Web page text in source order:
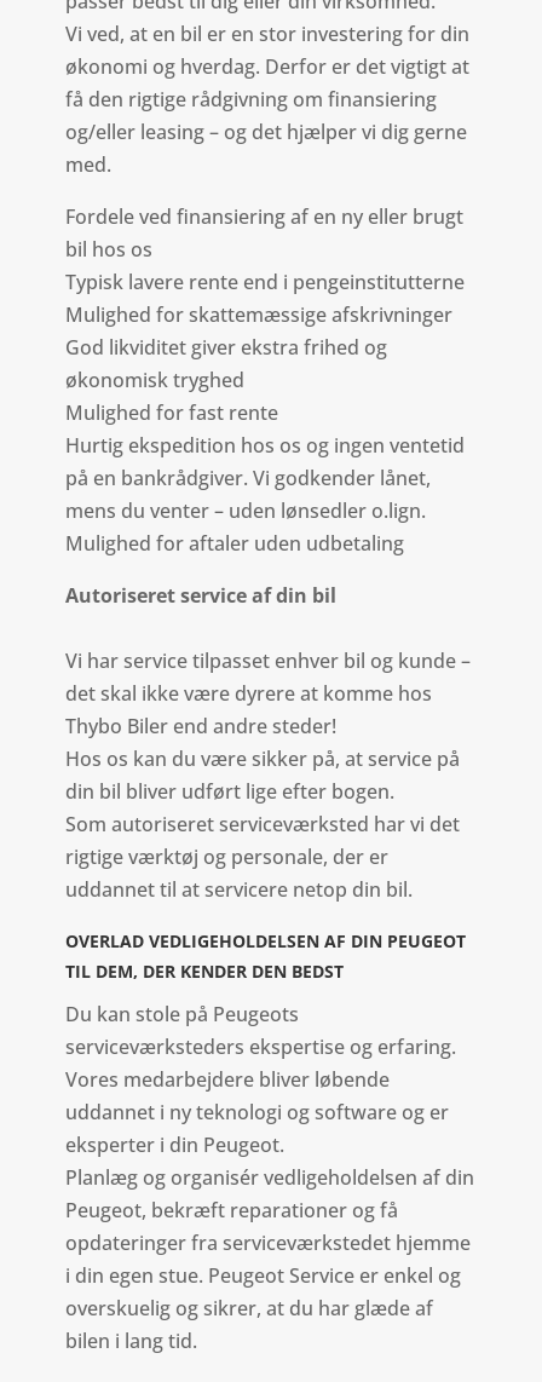
Vi ved, at en bil er en stor investering for din
økonomi og hverdag. Derfor er det vigtigt at
få den rigtige rådgivning om finansiering
og/eller leasing – og det hjælper vi dig gerne
med.
Fordele ved finansiering af en ny eller brugt
bil hos os
Typisk lavere rente end i pengeinstitutterne
Mulighed for skattemæssige afskrivninger
God likviditet giver ekstra frihed og
økonomisk tryghed
Mulighed for fast rente
Hurtig ekspedition hos os og ingen ventetid
på en bankrådgiver. Vi godkender lånet,
mens du venter – uden lønsedler o.lign.
Mulighed for aftaler uden udbetaling
Autoriseret service af din bil
Vi har service tilpasset enhver bil og kunde –
det skal ikke være dyrere at komme hos
Thybo Biler end andre steder!
Hos os kan du være sikker på, at service på
din bil bliver udført lige efter bogen.
Som autoriseret serviceværksted har vi det
rigtige værktøj og personale, der er
uddannet til at servicere netop din bil.
OVERLAD VEDLIGEHOLDELSEN AF DIN PEUGEOT
TIL DEM, DER KENDER DEN BEDST
Du kan stole på Peugeots
serviceværksteders ekspertise og erfaring.
Vores medarbejdere bliver løbende
uddannet i ny teknologi og software og er
eksperter i din Peugeot.
Planlæg og organisér vedligeholdelsen af din
Peugeot, bekræft reparationer og få
opdateringer fra serviceværkstedet hjemme
i din egen stue. Peugeot Service er enkel og
overskuelig og sikrer, at du har glæde af
bilen i lang tid.